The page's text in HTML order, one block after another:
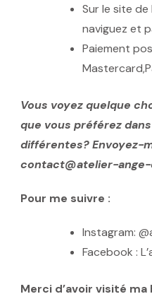
Sur le site de
naviguez et
Paiement
Vous voyez quelque
que vous préférez
différentes? Envoyez-
contact@atelier-
Pour me suivre :
Instagram:
Facebook :
Merci d’avoir visité